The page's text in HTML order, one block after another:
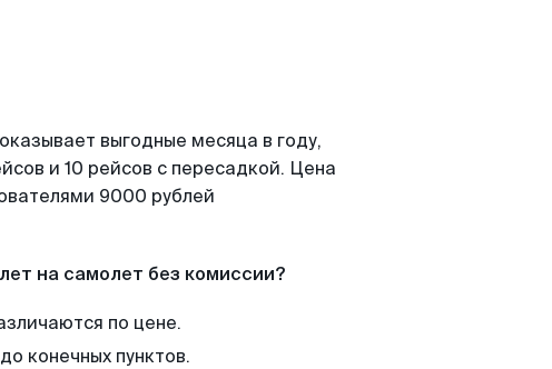
выгодные месяца в году,
и 10 рейсов с пересадкой. Цена
9000 рублей
на самолет без комиссии?
по цене.
конечных пунктов.